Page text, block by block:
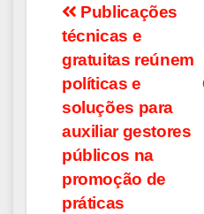
Navegação
de
Post
Publicações
técnicas e
gratuitas reúnem
políticas e
soluções para
auxiliar gestores
públicos na
promoção de
práticas